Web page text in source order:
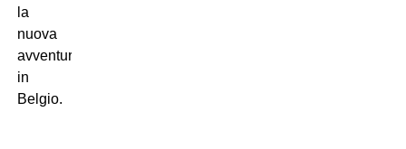
la
nuova
avventura
in
Belgio.